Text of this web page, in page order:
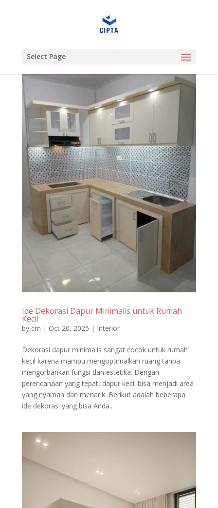
Select Page
Ide Dekorasi Dapur Minimalis untuk Rumah
Kecil
by crn | Oct 20, 2025 | Interior
Dekorasi dapur minimalis sangat cocok untuk rumah
kecil karena mampu mengoptimalkan ruang tanpa
mengorbankan fungsi dan estetika. Dengan
perencanaan yang tepat, dapur kecil bisa menjadi area
yang nyaman dan menarik. Berikut adalah beberapa
ide dekorasi yang bisa Anda...